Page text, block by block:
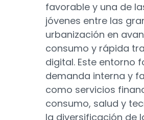
favorable y una de
jóvenes entre las
urbanización en
consumo y rápida
digital. Este entorno
demanda interna y
como servicios
consumo, salud y
la diversificación de